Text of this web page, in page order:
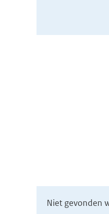
Niet gevonden